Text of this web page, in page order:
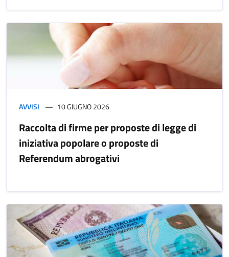
AVVISI 10 GIUGNO 2026
Raccolta di firme per proposte di legge di
iniziativa popolare o proposte di
Referendum abrogativi